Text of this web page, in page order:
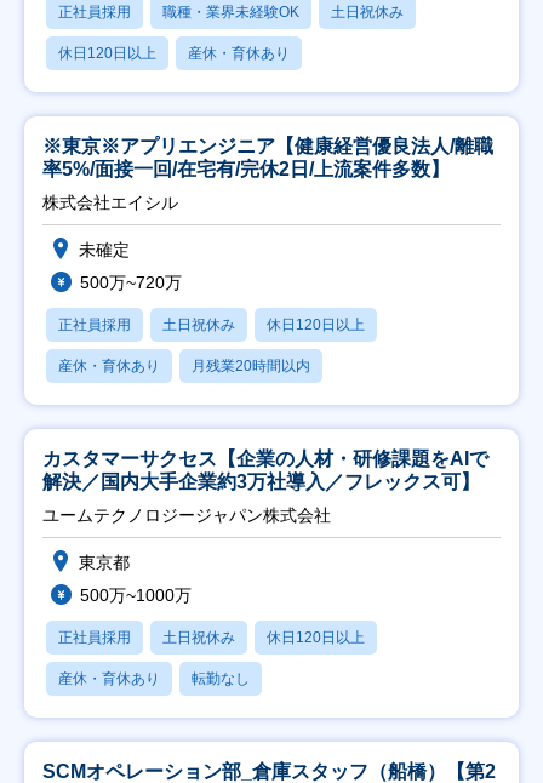
正社員採用 職種・業界未経験OK 土日祝休み
休日120日以上 産休・育休あり
※東京※アプリエンジニア【健康経営優良法人/離職
率5%/面接一回/在宅有/完休2日/上流案件多数】
株式会社エイシル
未確定
500万~720万
正社員採用 土日祝休み 休日120日以上
産休・育休あり 月残業20時間以内
カスタマーサクセス【企業の人材・研修課題をAIで
解決／国内大手企業約3万社導入／フレックス可】
ユームテクノロジージャパン株式会社
東京都
500万~1000万
正社員採用 土日祝休み 休日120日以上
産休・育休あり 転勤なし
SCMオペレーション部_倉庫スタッフ（船橋）【第2